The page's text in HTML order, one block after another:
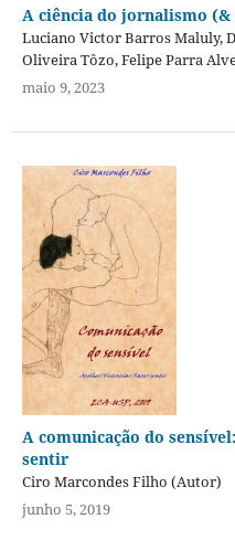
A ciência do jornalismo
Luciano Victor Barros Maluly,
Oliveira Tôzo, Felipe Parra
maio 9, 2023
A comunicação do
sentir
Ciro Marcondes Filho (Autor)
junho 5, 2019